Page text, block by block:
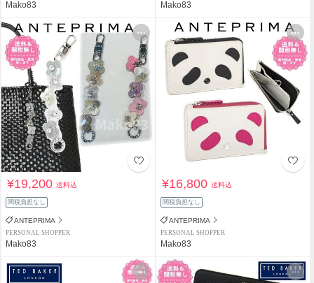
Mako83 Mako83
¥19,200送料込
関税負担なし
ANTEPRIMA
PERSONAL SHOPPER
Mako83
¥16,800送料込
関税負担なし
ANTEPRIMA
PERSONAL SHOPPER
Mako83